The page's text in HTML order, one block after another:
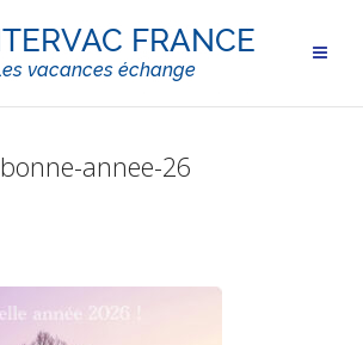
bonne-annee-26